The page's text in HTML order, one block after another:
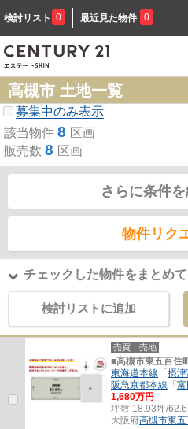
検討リスト 0 最近見た物件 0
高槻市 土地一覧
募集中のみ表示
該当物件 8 区画
販売数 8 区画
さらに条件
物件リク
チェックした物件をまとめて
検討リストに追加
売買｜売地
■高槻市東五百住
東海道本線 「 摂津
阪急京都本線 「 富
1,680万円
坪数:18.93坪/
大阪府高槻市東